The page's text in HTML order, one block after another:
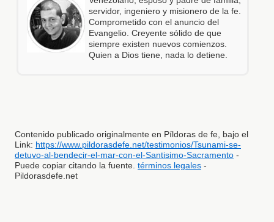
servidor, ingeniero y misionero de la fe.
Comprometido con el anuncio del
Evangelio. Creyente sólido de que
siempre existen nuevos comienzos.
Quien a Dios tiene, nada lo detiene.
Contenido publicado originalmente en Píldoras de fe, bajo el
Link: https://www.pildorasdefe.net/testimonios/Tsunami-se-
detuvo-al-bendecir-el-mar-con-el-Santisimo-Sacramento -
Puede copiar citando la fuente. términos legales -
Pildorasdefe.net